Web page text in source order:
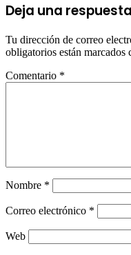
Deja una respuesta
Tu dirección de correo
obligatorios están marcados
Comentario *
Nombre *
Correo electrónico *
Web